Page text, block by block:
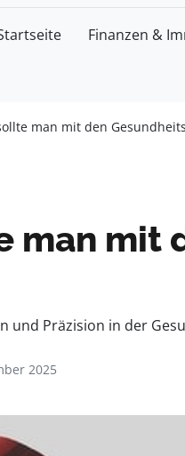
Finanzen &
man mit den
man mit
und Präzision in der
2025